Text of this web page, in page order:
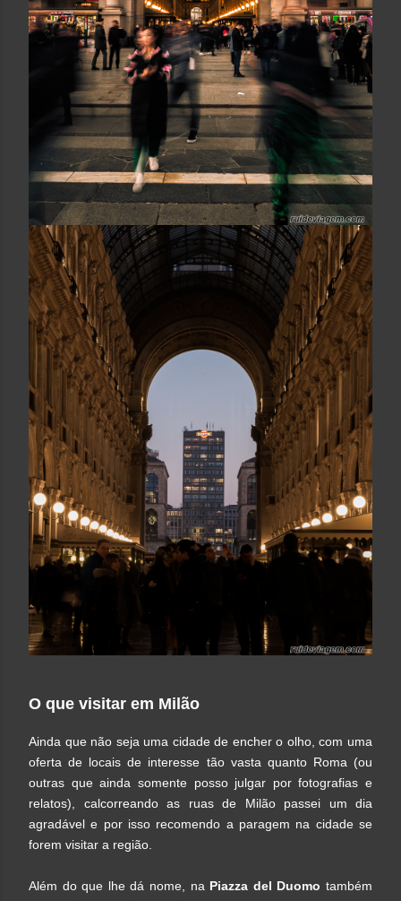
O que visitar em Milão
Ainda que não seja uma cidade de encher o olho, com uma
oferta de locais de interesse tão vasta quanto Roma (ou
outras que ainda somente posso julgar por fotografias e
relatos), calcorreando as ruas de Milão passei um dia
agradável e por isso recomendo a paragem na cidade se
forem visitar a região.
Além do que lhe dá nome, na Piazza del Duomo também